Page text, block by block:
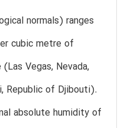
normals) ranges
cubic metre of
Vegas, Nevada,
Republic of Djibouti).
absolute humidity of